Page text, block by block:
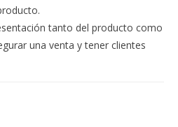
tanto del producto como
una venta y tener clientes